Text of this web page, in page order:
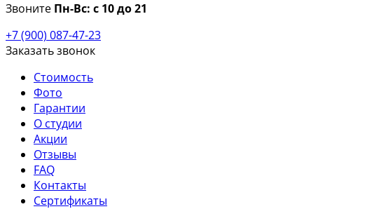
Звоните Пн-Вс: с 10 до 21
+7 (900) 087-47-23
Заказать звонок
Стоимость
Фото
Гарантии
О студии
Акции
Отзывы
FAQ
Контакты
Сертификаты